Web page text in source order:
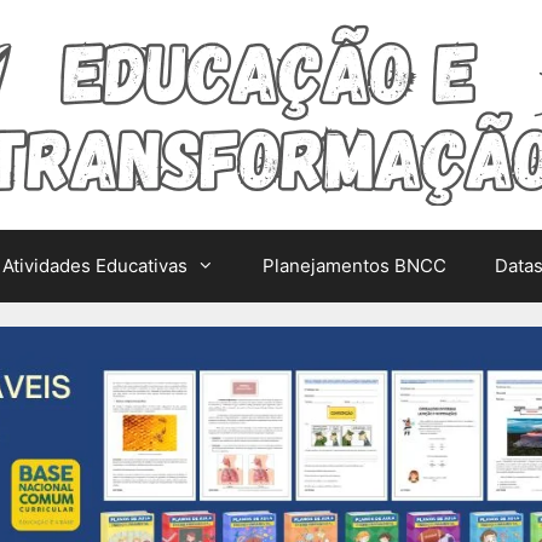
Atividades Educativas Planejamentos BNCC